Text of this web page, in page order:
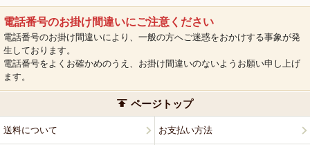
電話番号のお掛け間違いにご注意ください
電話番号のお掛け間違いにより、一般の方へご迷惑をおかけする事象が発
生しております。
電話番号をよくお確かめのうえ、お掛け間違いのないようお願い申し上げ
ます。
ページトップ
送料について お支払い方法